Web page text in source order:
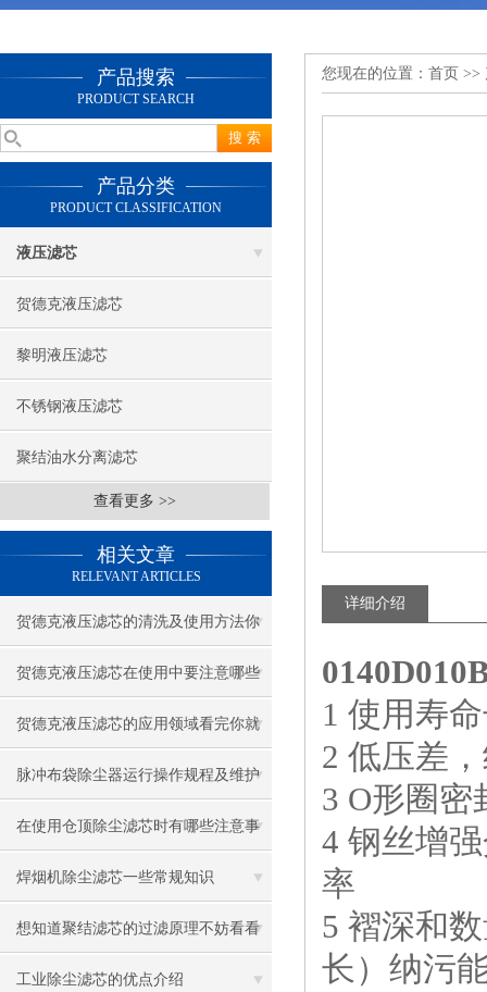
产品搜索
PRODUCT SEARCH
产品分类
PRODUCT CLASSIFICATION
液压滤芯
贺德克液压滤芯
黎明液压滤芯
不锈钢液压滤芯
聚结油水分离滤芯
查看更多 >>
相关文章
RELEVANT ARTICLES
贺德克液压滤芯的清洗及使用方法你
知道么？
贺德克液压滤芯在使用中要注意哪些
问题呢？
贺德克液压滤芯的应用领域看完你就
知道了
脉冲布袋除尘器运行操作规程及维护
保养方法
在使用仓顶除尘滤芯时有哪些注意事
项呢
焊烟机除尘滤芯一些常规知识
想知道聚结滤芯的过滤原理不妨看看
本篇吧
工业除尘滤芯的优点介绍
您现在的位置： 首页 >>
详细介绍
1 使用寿
2 低压差
3 O形圈
4 钢丝增
率
5 褶深和
长）纳污